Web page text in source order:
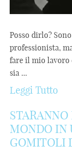
Posso dirlo?
professionista,
fare il mio lavoro
sia ...
Leggi Tutto
MONDO IN
GOMITOLI